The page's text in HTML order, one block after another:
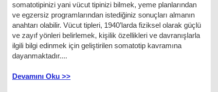
somatotipinizi yani vücut tipinizi bilmek, yeme planlarından
ve egzersiz programlarından istediğiniz sonuçları almanın
anahtarı olabilir. Vücut tipleri, 1940’larda fiziksel olarak güçlü
ve zayıf yönleri belirlemek, kişilik özellikleri ve davranışlarla
ilgili bilgi edinmek için geliştirilen somatotip kavramına
dayanmaktadır....
Devamını Oku >>